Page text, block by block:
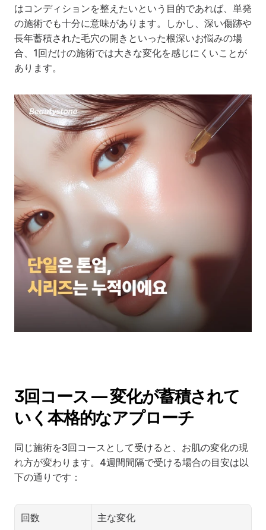
はコンディションを整えたいという目的であれば、単発
の施術でも十分に意味があります。しかし、深い傷跡や
長年蓄積された毛穴の開きといった根深いお悩みの場
合、1回だけの施術では大きな変化を感じにくいことが
あります。
3回コース — 変化が蓄積されて
いく本格的なアプローチ
同じ施術を3回コースとして受けると、お肌の変化の現
れ方が変わります。4週間間隔で受ける場合の目安は以
下の通りです：
回数 主な変化